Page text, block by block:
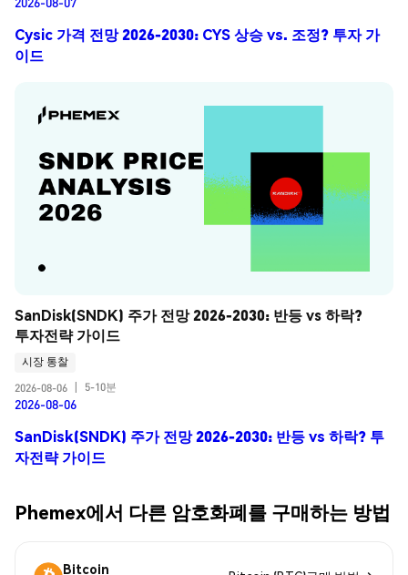
Cysic 가격 전망 2026-2030: CYS 상승 vs. 조정? 투자 가
이드
SanDisk(SNDK) 주가 전망 2026-2030: 반등 vs 하락?
투자전략 가이드
시장 통찰
2026-08-06
5-10분
2026-08-06
SanDisk(SNDK) 주가 전망 2026-2030: 반등 vs 하락? 투
자전략 가이드
Phemex에서 다른 암호화폐를 구매하는 방법
Bitcoin